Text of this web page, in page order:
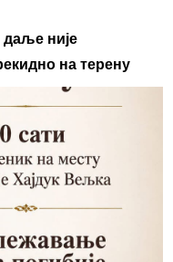
није
на терену